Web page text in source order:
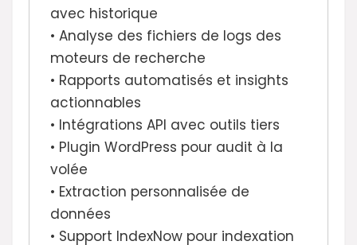
avec historique
• Analyse des fichiers de logs des
moteurs de recherche
• Rapports automatisés et insights
actionnables
• Intégrations API avec outils tiers
• Plugin WordPress pour audit à la
volée
• Extraction personnalisée de
données
• Support IndexNow pour indexation